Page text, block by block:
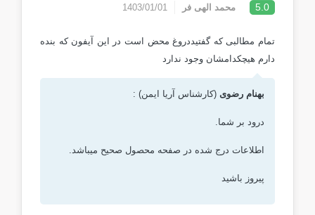
5.0 محمد الهی فر 1403/01/01
تمام مطالبی که گفتیددروغ محض است در این آیفون که بنده
دارم هیچکدامشان وجود ندارد
بهنام رضوی (کارشناس آریا ایمن) :
درود بر شما.
اطلاعات درج شده در صفحه محصول صحیح میباشد.
پیروز باشید